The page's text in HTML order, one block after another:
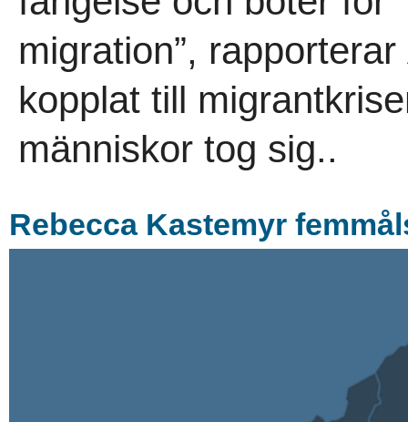
migration”,
kopplat till
människor tog sig..
Rebecca Kastemyr